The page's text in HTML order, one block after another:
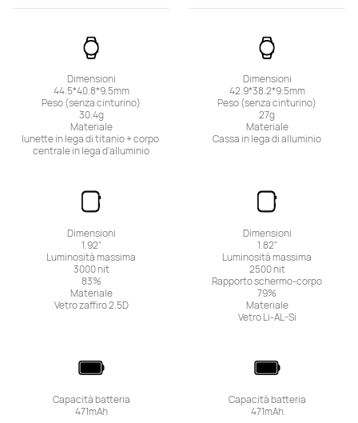
Dimensioni
44.5*40.8*9.5mm
Peso (senza cinturino)
30.4g
Materiale
lunette in lega di titanio + corpo
centrale in lega d'alluminio
Dimensioni
1.92"
Luminosità massima
3000 nit
83%
Materiale
Vetro zaffiro 2.5D
Capacità batteria
471mAh
Dimensioni
42.9*38.2*9.5mm
Peso (senza cinturino)
27g
Materiale
Cassa in lega di alluminio
Dimensioni
1.82"
Luminosità massima
2500 nit
Rapporto schermo-corpo
79%
Materiale
Vetro Li-AL-Si
Capacità batteria
471mAh